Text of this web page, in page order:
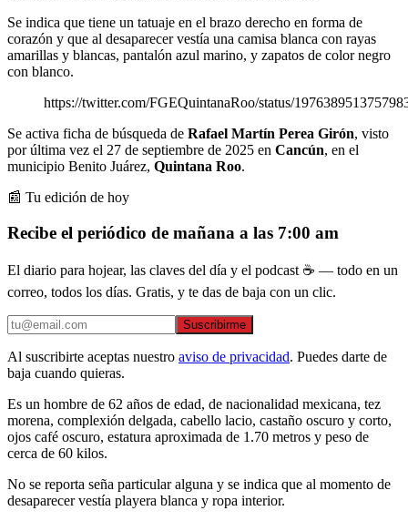
Se indica que tiene un tatuaje en el brazo derecho en forma de
corazón y que al desaparecer vestía una camisa blanca con rayas
amarillas y blancas, pantalón azul marino, y zapatos de color negro
con blanco.
https://twitter.com/FGEQuintanaRoo/status/
Se activa ficha de búsqueda de Rafael Martín Perea Girón, visto
por última vez el 27 de septiembre de 2025 en Cancún, en el
municipio Benito Juárez, Quintana Roo.
📰 Tu edición de hoy
Recibe el periódico de mañana a las 7:00 am
El diario para hojear, las claves del día y el podcast ☕ — todo en un
correo, todos los días. Gratis, y te das de baja con un clic.
Suscribirme
Al suscribirte aceptas nuestro aviso de privacidad. Puedes darte de
baja cuando quieras.
Es un hombre de 62 años de edad, de nacionalidad mexicana, tez
morena, complexión delgada, cabello lacio, castaño oscuro y corto,
ojos café oscuro, estatura aproximada de 1.70 metros y peso de
cerca de 60 kilos.
No se reporta seña particular alguna y se indica que al momento de
desaparecer vestía playera blanca y ropa interior.